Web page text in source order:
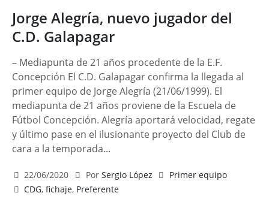
Jorge Alegría, nuevo jugador del
C.D. Galapagar
– Mediapunta de 21 años procedente de la E.F.
Concepción El C.D. Galapagar confirma la llegada al
primer equipo de Jorge Alegría (21/06/1999). El
mediapunta de 21 años proviene de la Escuela de
Fútbol Concepción. Alegría aportará velocidad, regate
y último pase en el ilusionante proyecto del Club de
cara a la temporada...
22/06/2020 Por Sergio López
Primer equipo
CDG,fichaje, Preferente